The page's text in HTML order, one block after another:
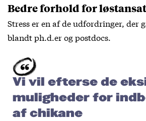
Bedre forhold for
Stress er en af de udfordringer, der
blandt ph.d.er og postdocs.
Vi vil efterse de
muligheder for
af chikane